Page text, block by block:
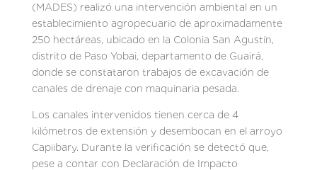
(MADES) realizó una intervención ambiental en un
establecimiento agropecuario de aproximadamente
250 hectáreas, ubicado en la Colonia San Agustín,
distrito de Paso Yobai, departamento de Guairá,
donde se constataron trabajos de excavación de
canales de drenaje con maquinaria pesada.
Los canales intervenidos tienen cerca de 4
kilómetros de extensión y desembocan en el arroyo
Capiibary. Durante la verificación se detectó que,
pese a contar con Declaración de Impacto